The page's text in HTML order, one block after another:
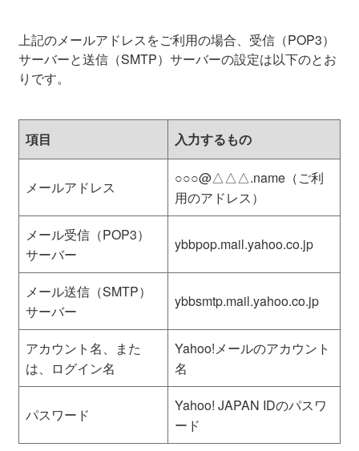
上記のメールアドレスをご利用の場合、受信（POP3）
サーバーと送信（SMTP）サーバーの設定は以下のとお
りです。
項目 入力するもの
メールアドレス
○○○@△△△.name（ご利
用のアドレス）
メール受信（POP3）
サーバー
ybbpop.mail.yahoo.co.jp
メール送信（SMTP）
サーバー
ybbsmtp.mail.yahoo.co.jp
アカウント名、また
は、ログイン名
Yahoo!メールのアカウント
名
パスワード
Yahoo! JAPAN IDのパスワ
ード